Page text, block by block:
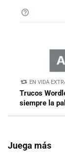
EN VIDA
Trucos
siempre la
Juega más